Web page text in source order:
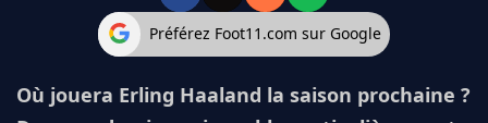
Préférez Foot11.com sur Google
Où jouera Erling Haaland la saison prochaine ?